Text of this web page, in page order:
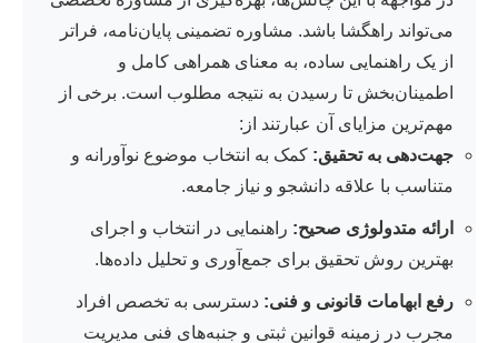
می‌تواند راهگشا باشد. مشاوره تضمینی پایان‌نامه، فراتر
از یک راهنمایی ساده، به معنای همراهی کامل و
اطمینان‌بخش تا رسیدن به نتیجه مطلوب است. برخی از
مهم‌ترین مزایای آن عبارتند از:
جهت‌دهی به تحقیق: کمک به انتخاب موضوع نوآورانه و
متناسب با علاقه دانشجو و نیاز جامعه.
ارائه متدولوژی صحیح: راهنمایی در انتخاب و اجرای
بهترین روش تحقیق برای جمع‌آوری و تحلیل داده‌ها.
رفع ابهامات قانونی و فنی: دسترسی به تخصص افراد
مجرب در زمینه قوانین ثبتی و جنبه‌های فنی مدیریت